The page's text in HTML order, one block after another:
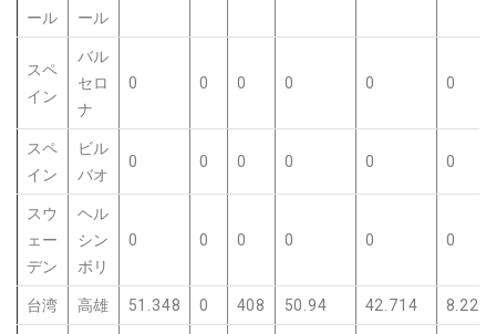
ール ール
スペ
イン
バル
セロ
ナ
0 0 0 0 0 0
スペ
イン
ビル
バオ
0 0 0 0 0 0
スウ
ェー
デン
ヘル
シン
ボリ
0 0 0 0 0 0
台湾 高雄 51.348 0 408 50.94 42.714 8.226